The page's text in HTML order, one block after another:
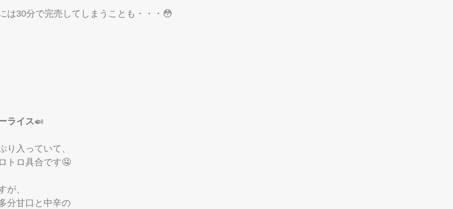
は30分で完売してしまうことも・・・😳
ライス🍛
り入っていて、
トロ具合です🤤
が、
分甘口と中辛の